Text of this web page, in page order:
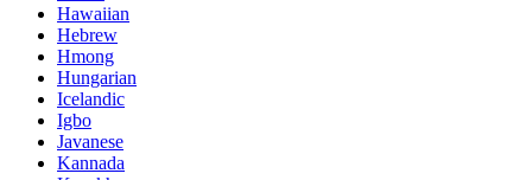
Hawaiian
Hebrew
Hmong
Hungarian
Icelandic
Igbo
Javanese
Kannada